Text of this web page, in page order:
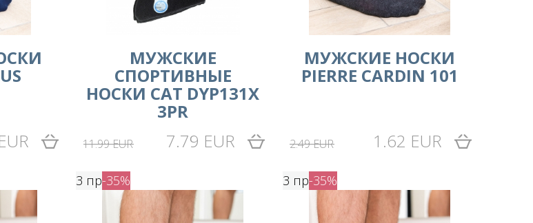
МУЖСКИЕ
СПОРТИВНЫЕ
НОСКИ CAT DYP131X
3PR
11.99 EUR 7.79 EUR
МУЖСКИЕ НОСКИ
PIERRE CARDIN 101
2.49 EUR 1.62 EUR
3 пр-35% 3 пр-35%